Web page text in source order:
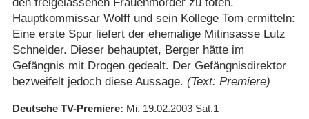
Hauptkommissar Wolff und sein Kollege Tom ermitteln:
Eine erste Spur liefert der ehemalige Mitinsasse Lutz
Schneider. Dieser behauptet, Berger hätte im
Gefängnis mit Drogen gedealt. Der Gefängnisdirektor
bezweifelt jedoch diese Aussage. (Text: Premiere)
Deutsche TV-Premiere Mi. 19.02.2003 Sat.1